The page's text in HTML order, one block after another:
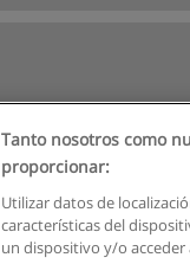
Privacidad de datos
Tanto nosotros como
proporcionar:
Utilizar datos de
características del
un dispositivo y/o